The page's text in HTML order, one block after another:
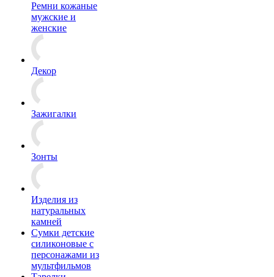
Ремни кожаные
мужские и
женские
Декор
Зажигалки
Зонты
Изделия из
натуральных
камней
Сумки детские
силиконовые с
персонажами из
мультфильмов